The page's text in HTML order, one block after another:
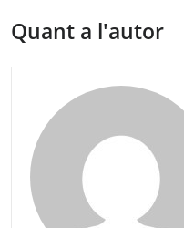
Quant a l'autor